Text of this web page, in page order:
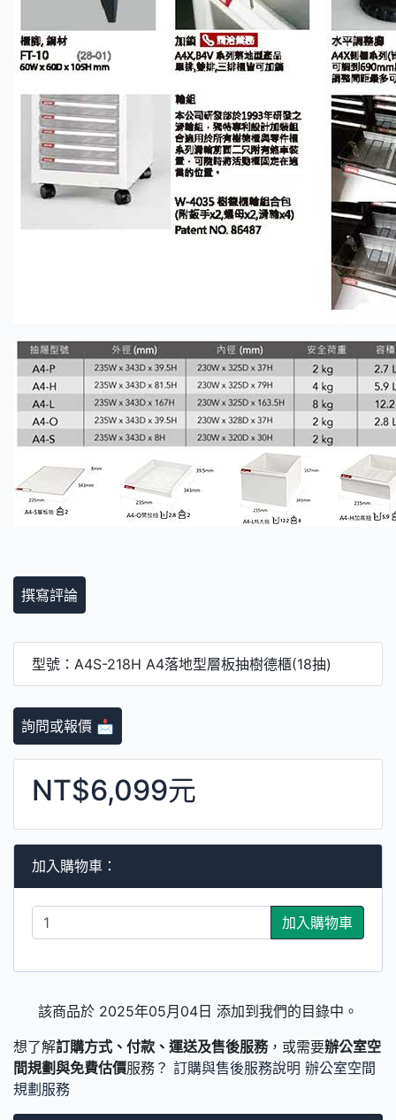
撰寫評論
型號：A4S-218H A4落地型層板抽樹德櫃(18抽)
詢問或報價 📩
NT$6,099元
加入購物車：
加入購物車
該商品於 2025年05月04日 添加到我們的目錄中。
想了解訂購方式、付款、運送及售後服務，或需要辦公室空
間規劃與免費估價服務？ 訂購與售後服務說明 辦公室空間
規劃服務